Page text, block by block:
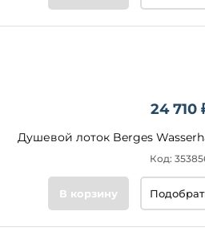
24 710
Душевой лоток Berges
Код:
В корзину